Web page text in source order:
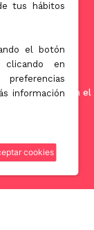
innovadoras en el
edad.
tus hábitos
el botón
clicando en
información
cookies